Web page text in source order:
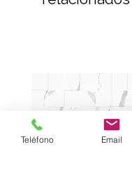
Teléfono Email